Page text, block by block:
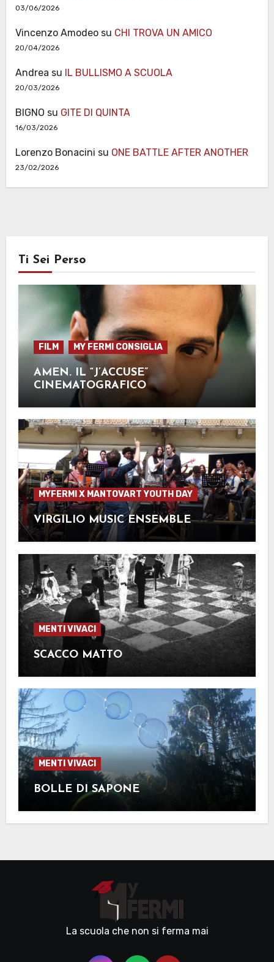
03/06/2026
Vincenzo Amodeosu CHI TROVA UN AMICO
20/04/2026
Andrea su IL BULLISMO A SCUOLA
20/03/2026
BIGNO su GITE DI QUINTA
16/03/2026
Lorenzo Bonacini su ONE BATTLE AFTER ANOTHER
23/02/2026
Ti Sei Perso
FILM MY FERMI CONSIGLIA
AMEN. IL “J’ACCUSE”
CINEMATOGRAFICO
MYFERMI X MANTOVART YOUTH DAY
VIRGILIO MUSIC ENSEMBLE
MENTI VIVACI
SCACCO MATTO
MENTI VIVACI
BOLLE DI SAPONE
La scuola che non si ferma mai